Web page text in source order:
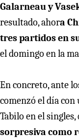
Galarneau y
resultado, ahora
tres partidos en
el domingo en la
En concreto, ante
comenzó el día
Tabilo en el
sorpresiva como